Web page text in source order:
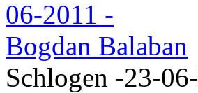
Schlogen -23-